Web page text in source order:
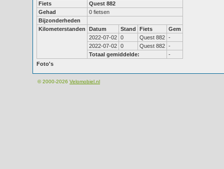
Fiets
Quest 882
Gehad
0 fietsen
Bijzonderheden
Kilometerstanden
Datum Stand Fiets
Gem
2022-07-02 0 Quest 882 -
2022-07-02 0 Quest 882 -
Totaal gemiddelde:
-
Foto's
© 2000-2026 Velomobiel.nl